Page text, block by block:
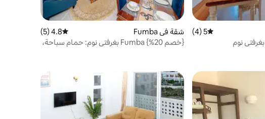
متوسط التقييم 5 من 5، 4 مراجعات
5 (4)
نوم
شقة في Fumba متوسط التقييم 4.8 من 5، 5 مراجعات
4.8 (5)
{خصم 20%} Fumba بغرفتي نوم: حمام سباحة،